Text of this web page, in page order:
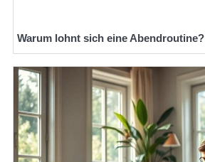
Warum lohnt sich eine Abendroutine?